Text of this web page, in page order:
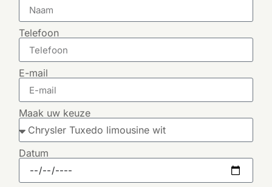
Telefoon
E-mail
Maak uw keuze
Datum